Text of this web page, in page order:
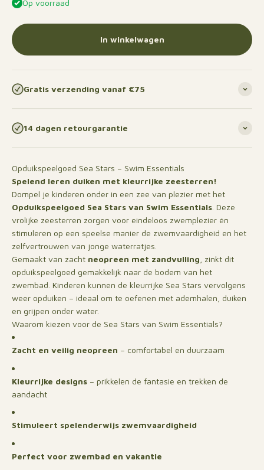
Op voorraad
In winkelwagen
Gratis verzending vanaf €75
14 dagen retourgarantie
Opduikspeelgoed Sea Stars – Swim Essentials
Spelend leren duiken met kleurrijke zeesterren!
Dompel je kinderen onder in een zee van plezier met het
Opduikspeelgoed Sea Stars van Swim Essentials . Deze
vrolijke zeesterren zorgen voor eindeloos zwemplezier én
stimuleren op een speelse manier de zwemvaardigheid en het
zelfvertrouwen van jonge waterratjes.
Gemaakt van zacht neopreen met zandvulling , zinkt dit
opduikspeelgoed gemakkelijk naar de bodem van het
zwembad. Kinderen kunnen de kleurrijke Sea Stars vervolgens
weer opduiken – ideaal om te oefenen met ademhalen, duiken
en grijpen onder water.
Waarom kiezen voor de Sea Stars van Swim Essentials?
Zacht en veilig neopreen – comfortabel en duurzaam
Kleurrijke designs – prikkelen de fantasie en trekken de
aandacht
Stimuleert spelenderwijs zwemvaardigheid
Perfect voor zwembad en vakantie